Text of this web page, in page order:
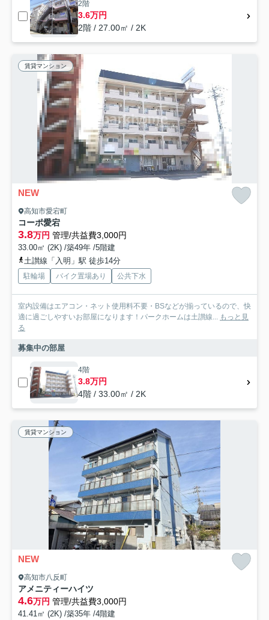
2階
3.6万円
2階 / 27.00㎡ / 2K
賃貸マンション
NEW
高知市愛宕町
コーポ愛宕
3.8万円 管理/共益費3,000円
33.00㎡ (2K) /築49年 /5階建
土讃線「入明」駅 徒歩14分
駐輪場 バイク置場あり 公共下水
室内設備はエアコン・ネット使用料不要・BSなどが揃っているので、快
適に過ごしやすいお部屋になります！パークホームは土讃線... もっと見
る
募集中の部屋
4階
3.8万円
4階 / 33.00㎡ / 2K
賃貸マンション
NEW
高知市八反町
アメニティーハイツ
4.6万円 管理/共益費3,000円
41.41㎡ (2K) /築35年 /4階建